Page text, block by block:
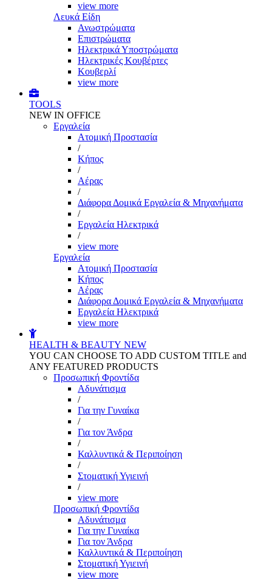
view more
Λευκά Είδη
Ανωστρώματα
Επιστρώματα
Ηλεκτρικά Υποστρώματα
Ηλεκτρικές Κουβέρτες
Κουβερλί
view more
TOOLS
NEW IN OFFICE
Εργαλεία
Aτομική Προστασία
/
Kήπος
/
Αέρας
/
Διάφορα Δομικά Εργαλεία & Μηχανήματα
/
Εργαλεία Ηλεκτρικά
/
view more
Εργαλεία
Aτομική Προστασία
Kήπος
Αέρας
Διάφορα Δομικά Εργαλεία & Μηχανήματα
Εργαλεία Ηλεκτρικά
view more
HEALTH & BEAUTY NEW
YOU CAN CHOOSE TO ADD CUSTOM TITLE and
ANY FEATURED PRODUCTS
Προσωπική Φροντίδα
Αδυνάτισμα
/
Για την Γυναίκα
/
Για τον Άνδρα
/
Καλλυντικά & Περιποίηση
/
Στοματική Υγιεινή
/
view more
Προσωπική Φροντίδα
Αδυνάτισμα
Για την Γυναίκα
Για τον Άνδρα
Καλλυντικά & Περιποίηση
Στοματική Υγιεινή
view more